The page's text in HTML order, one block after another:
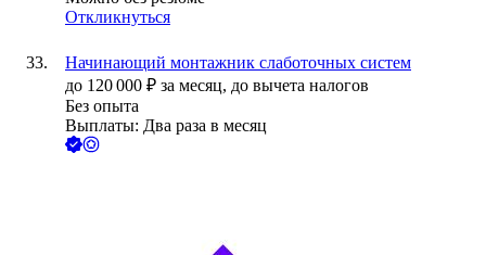
Откликнуться
Начинающий монтажник слаботочных систем
до 120 000 ₽ за месяц, до вычета налогов
Без опыта
Выплаты: Два раза в месяц